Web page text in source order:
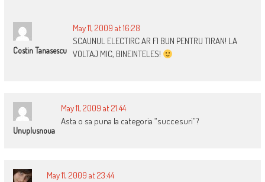
Costin Tanasescu
May 11, 2009 at 16:28
SCAUNUL ELECTIRC AR FI BUN PENTRU TIRAN! LA
VOLTAJ MIC, BINEINTELES!
Unuplusnoua
May 11, 2009 at 21:44
Asta o sa puna la categoria “succesuri”?
May 11, 2009 at 23:44